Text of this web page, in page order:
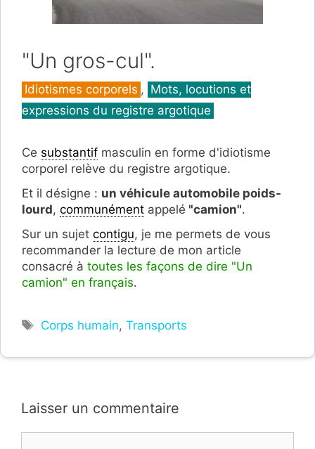
"Un gros-cul".
Catégories
Idiotismes corporels , Mots, locutions et
expressions du registre argotique
Ce substantif masculin en forme d'idiotisme
corporel relève du registre argotique.
Et il désigne : un véhicule automobile poids-
lourd, communément appelé "camion".
Sur un sujet contigu, je me permets de vous
recommander la lecture de mon article
consacré à toutes les façons de dire "Un
camion" en français.
Étiquettes
Corps humain,Transports
Laisser un commentaire